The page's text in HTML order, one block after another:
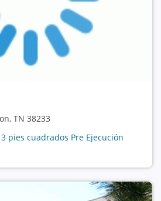
TN 38233
pies cuadrados Pre Ejecución